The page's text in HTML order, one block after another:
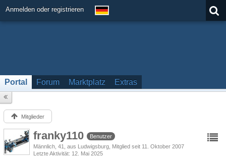
Anmelden oder registrieren
Portal Forum Marktplatz Extras
Mitglieder
franky110
Benutzer
Männlich 41 aus Ludwigsburg Mitglied seit 11. Oktober 2007
Letzte Aktivität 12. Mai 2025